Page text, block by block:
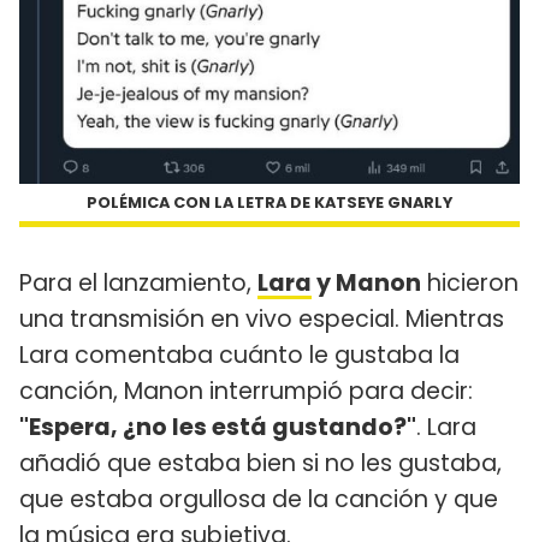
POLÉMICA CON LA LETRA DE KATSEYE GNARLY
Para el lanzamiento, Laray Manon hicieron
una transmisión en vivo especial. Mientras
Lara comentaba cuánto le gustaba la
canción, Manon interrumpió para decir:
"Espera, ¿no les está gustando?". Lara
añadió que estaba bien si no les gustaba,
que estaba orgullosa de la canción y que